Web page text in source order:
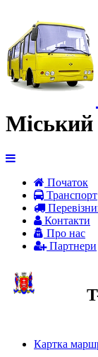
Міський
Початок
Транспорт
Контакти
Про нас
Партнери
Картка